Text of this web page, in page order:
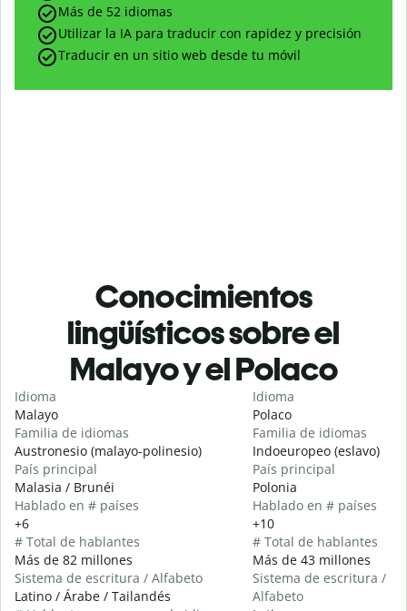
Más de 52 idiomas
Utilizar la IA para traducir con rapidez y precisión
Traducir en un sitio web desde tu móvil
Conocimientos
lingüísticos sobre el
Malayo y el Polaco
Idioma
Malayo
Familia de idiomas
Austronesio (malayo-polinesio)
País principal
Malasia / Brunéi
Hablado en # países
+6
# Total de hablantes
Más de 82 millones
Sistema de escritura / Alfabeto
Latino / Árabe / Tailandés
Idioma
Polaco
Familia de idiomas
Indoeuropeo (eslavo)
País principal
Polonia
Hablado en # países
+10
# Total de hablantes
Más de 43 millones
Sistema de escritura /
Alfabeto